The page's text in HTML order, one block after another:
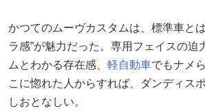
かつてのムーヴカスタムは、標準車と
ラ感”が魅力だった。専用フェイスの迫
ムとわかる存在感、 軽自動車でもナメ
こに惚れた人からすれば、ダンディス
しおとなしい。